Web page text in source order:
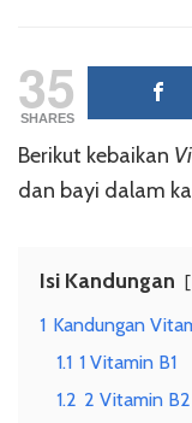
35
SHARES
Berikut kebaikan
dan bayi dalam
Isi Kandungan
1 Kandungan
1.1 1 Vitamin B1
1.2 2 Vitamin B2